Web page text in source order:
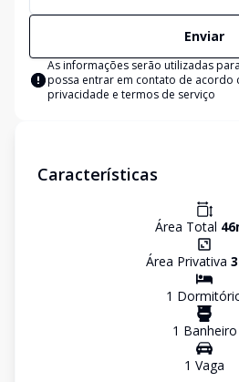
Enviar
As informações serão utilizadas
possa entrar em contato de acordo
privacidade e termos de serviço
Características
Área Total 46
Área Privativa
1
1 Banheiro
1 Vaga